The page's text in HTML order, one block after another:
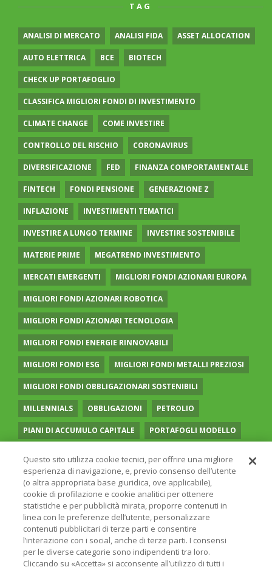
TAG
ANALISI DI MERCATO ANALISI FIDA ASSET ALLOCATION
AUTO ELETTRICA BCE BIOTECH
CHECK UP PORTAFOGLIO
CLASSIFICA MIGLIORI FONDI DI INVESTIMENTO
CLIMATE CHANGE COME INVESTIRE
CONTROLLO DEL RISCHIO CORONAVIRUS
DIVERSIFICAZIONE FED FINANZA COMPORTAMENTALE
FINTECH FONDI PENSIONE GENERAZIONE Z
INFLAZIONE INVESTIMENTI TEMATICI
INVESTIRE A LUNGO TERMINE INVESTIRE SOSTENIBILE
MATERIE PRIME MEGATREND INVESTIMENTO
MERCATI EMERGENTI MIGLIORI FONDI AZIONARI EUROPA
MIGLIORI FONDI AZIONARI ROBOTICA
MIGLIORI FONDI AZIONARI TECNOLOGIA
MIGLIORI FONDI ENERGIE RINNOVABILI
MIGLIORI FONDI ESG MIGLIORI FONDI METALLI PREZIOSI
MIGLIORI FONDI OBBLIGAZIONARI SOSTENIBILI
MILLENNIALS OBBLIGAZIONI PETROLIO
PIANI DI ACCUMULO CAPITALE PORTAFOGLI MODELLO
RISPARMIO GESTITO SOCIAL MEDIA STILE VALUE
TASSI UGUAGLIANZA DI GENERE VOLATILITÀ
© 2026 ONLINE SIM - ONLINE SIM È UNA SOCIETÀ DEL
Questo sito utilizza cookie tecnici, per offrire una migliore
esperienza di navigazione, e, previo consenso dell’utente
(o altra appropriata base giuridica, ove applicabile),
cookie di profilazione e cookie analitici per ottenere
statistiche e per pubblicità mirata, proporre contenuti in
linea con le preferenze dell’utente, personalizzare
contenuti pubblicitari di terze parti e consentire
l’interazione con i social, anche di terze parti. I consensi
per le diverse categorie sono indipendenti tra loro.
Cliccando su «Accetta» si acconsente all’utilizzo di tutti i